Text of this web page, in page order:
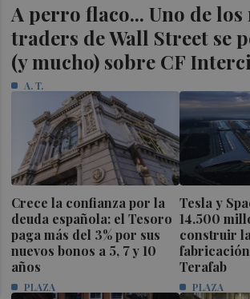
A perro flaco... Uno de los
traders de Wall Street se
(y mucho) sobre CF
A. T.
Crece la confianza por la
deuda española: el Tesoro
paga más del 3% por sus
nuevos bonos a 5, 7 y 10
años
PLAZA
Tesla y
14.500
construir
Terafab
PLAZA